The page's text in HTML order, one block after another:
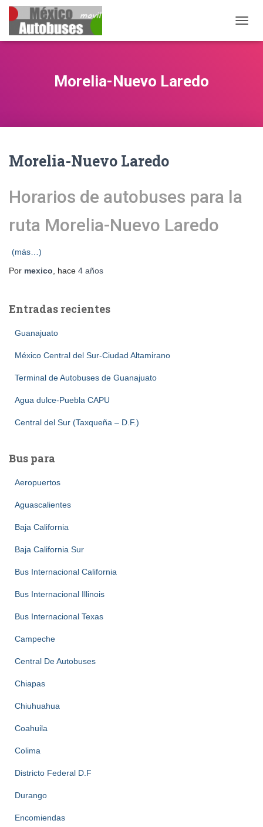
Morelia-Nuevo Laredo
Morelia-Nuevo Laredo
Horarios de autobuses para la
ruta Morelia-Nuevo Laredo
(más…)
Por mexico , hace 4 años
Entradas recientes
Guanajuato
México Central del Sur-Ciudad Altamirano
Terminal de Autobuses de Guanajuato
Agua dulce-Puebla CAPU
Central del Sur (Taxqueña – D.F.)
Bus para
Aeropuertos
Aguascalientes
Baja California
Baja California Sur
Bus Internacional California
Bus Internacional Illinois
Bus Internacional Texas
Campeche
Central De Autobuses
Chiapas
Chiuhuahua
Coahuila
Colima
Districto Federal D.F
Durango
Encomiendas